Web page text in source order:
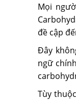
Mọi
đề cập
Đây
ngữ
Tùy